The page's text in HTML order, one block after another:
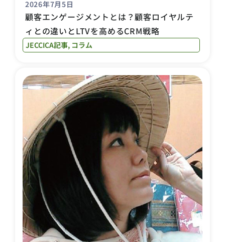
2026年7月5日
顧客エンゲージメントとは？顧客ロイヤルテ
ィとの違いとLTVを高めるCRM戦略
JECCICA記事, コラム